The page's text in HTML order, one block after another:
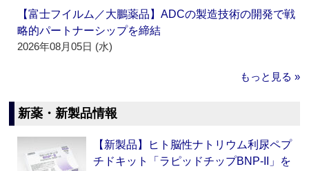
【富士フイルム／大鵬薬品】ADCの製造技術の開発で戦
略的パートナーシップを締結
2026年08月05日 (水)
もっと見る »
新薬・新製品情報
【新製品】ヒト脳性ナトリウム利尿ペプ
チドキット「ラピッドチップBNP-II」を